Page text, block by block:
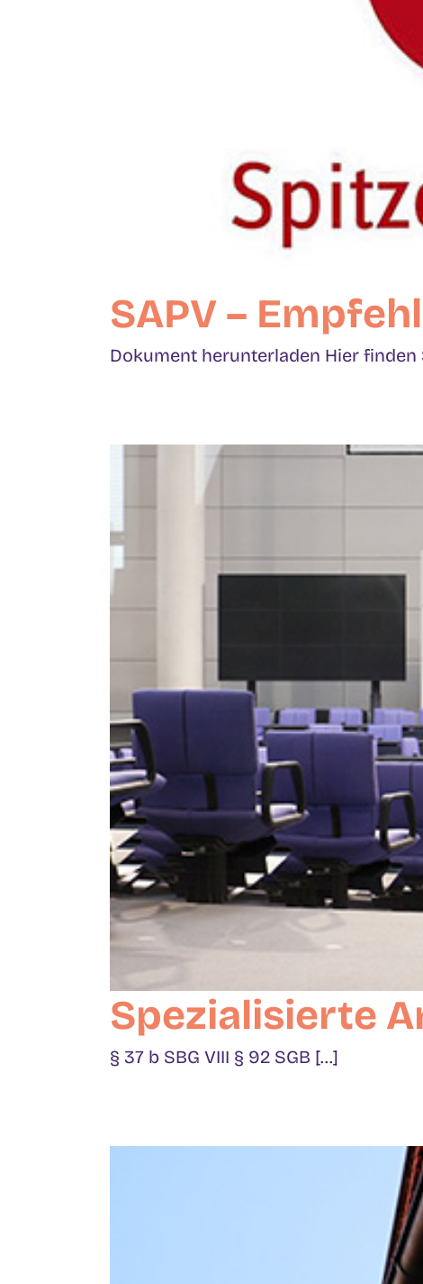
SAPV –
Dokument herunterladen Hier finden
Spezialisierte
§ 37 b SBG VIII § 92 SGB [...]